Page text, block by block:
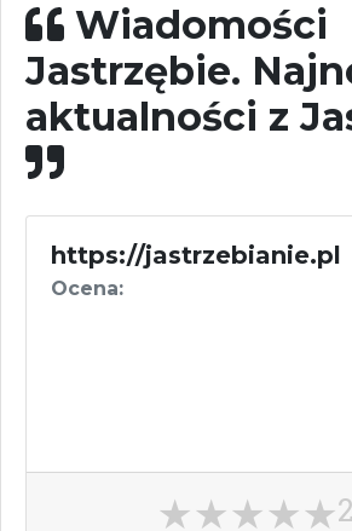
Wiadomości
Jastrzębie.
aktualności z
https://jastrzebianie.pl
Ocena: